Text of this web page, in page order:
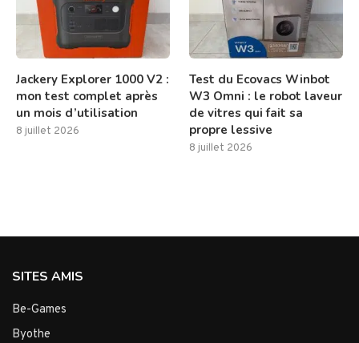
Jackery Explorer 1000 V2 :
mon test complet après
un mois d’utilisation
8 juillet 2026
Test du Ecovacs Winbot
W3 Omni : le robot laveur
de vitres qui fait sa
propre lessive
8 juillet 2026
SITES AMIS
Be-Games
Byothe